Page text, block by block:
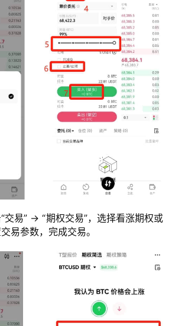
交易” -> “期权交易”，选择看涨期权或
易参数，完成交易。